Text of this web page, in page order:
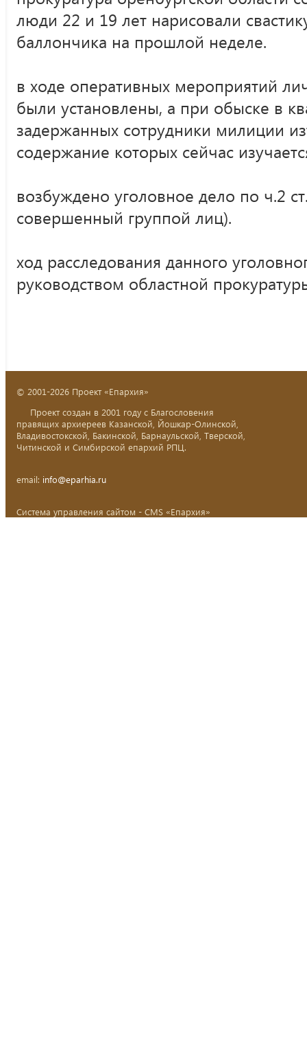
люди 22 и 19 лет нарисовали
баллончика на прошлой неделе.
в ходе оперативных мероприятий
были установлены, а при обыске в
задержанных сотрудники милиции
содержание которых сейчас
возбуждено уголовное дело по ч.2
совершенный группой лиц).
ход расследования данного
руководством областной
© 2001-2026 Проект «Епархия»
Проект создан в 2001 году с Благословения
правящих архиереев Казанской, Йошкар-Олинской,
Владивостокской, Бакинской, Барнаульской, Тверской,
Читинской и Симбирской епархий РПЦ.
email: info@eparhia.ru
Система управления сайтом - CMS «Епархия»